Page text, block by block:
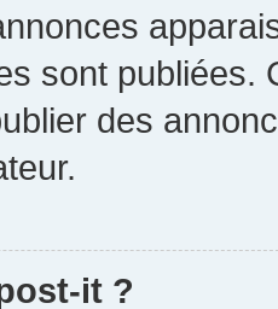
sont publiées.
des
it ?